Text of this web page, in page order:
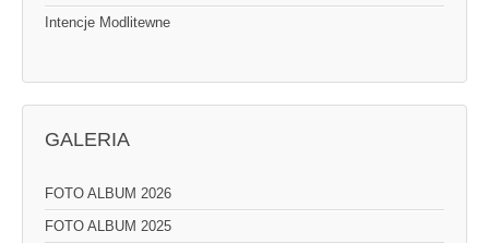
Intencje Modlitewne
GALERIA
FOTO ALBUM 2026
FOTO ALBUM 2025